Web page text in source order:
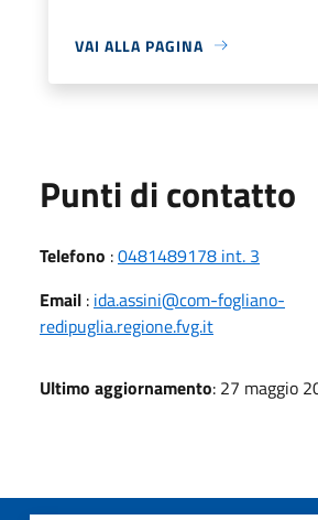
VAI ALLA PAGINA
Punti di contatto
Telefono :0481489178 int. 3
Email : ida.assini@com-fogliano-
redipuglia.regione.fvg.it
Ultimo aggiornamento: 27 maggio